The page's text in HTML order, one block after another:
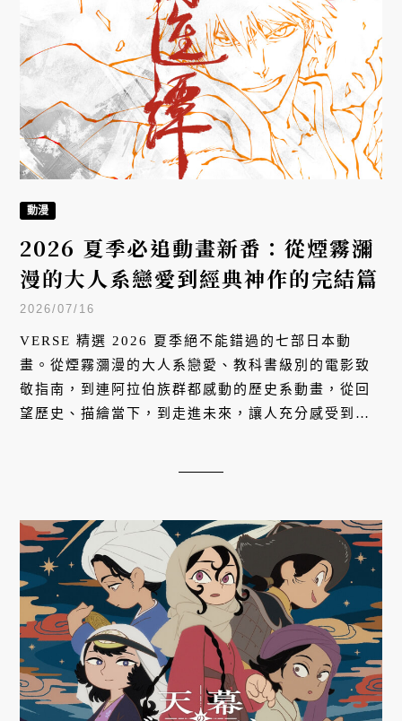
動漫
2026 夏季必追動畫新番：從煙霧瀰
漫的大人系戀愛到經典神作的完結篇
2026/07/16
VERSE 精選 2026 夏季絕不能錯過的七部日本動
畫。從煙霧瀰漫的大人系戀愛、教科書級別的電影致
敬指南，到連阿拉伯族群都感動的歷史系動畫，從回
望歷史、描繪當下，到走進未來，讓人充分感受到屬